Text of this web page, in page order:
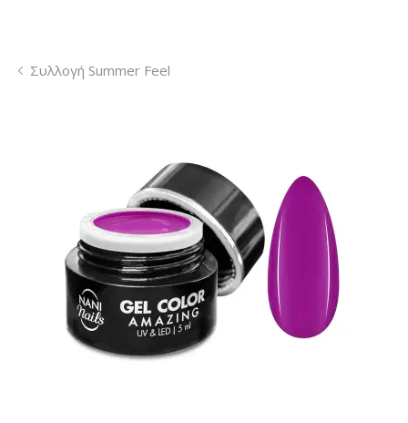
Συλλογή Summer Feel